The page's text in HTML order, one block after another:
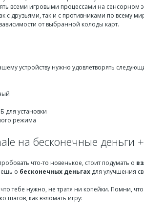
всеми игровыми процессами на сенсорном
с друзьями, так и с противниками по всему
от выбранной колоды карт.
устройству нужно удовлетворять
для установки
режима
на бесконечные деньги
что-то новенькое, стоит подумать о
о бесконечных деньгах для улучшения
тебе нужно, не тратя ни копейки. Помни,
шагов, как взломать игру: